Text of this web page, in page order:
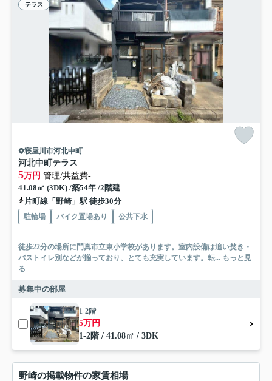
テラス
寝屋川市河北中町
河北中町テラス
5万円 管理/共益費-
41.08㎡ (3DK) /築54年 /2階建
片町線「野崎」駅 徒歩30分
駐輪場 バイク置場あり 公共下水
徒歩22分の場所に門真市立東小学校があります。室内設備は追い焚き・
バストイレ別などが揃っており、とても充実しています。転... もっと見
る
募集中の部屋
1-2階
5万円
1-2階 / 41.08㎡ / 3DK
野崎の掲載物件の家賃相場